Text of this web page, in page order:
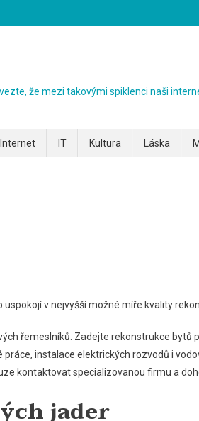
že mezi takovými spiklenci naši
Internet IT Kultura Láska
v nejvyšší možné míře kvality
řemeslníků. Zadejte rekonstrukce bytů
instalace elektrických rozvodů i
kontaktovat specializovanou firmu a
jader